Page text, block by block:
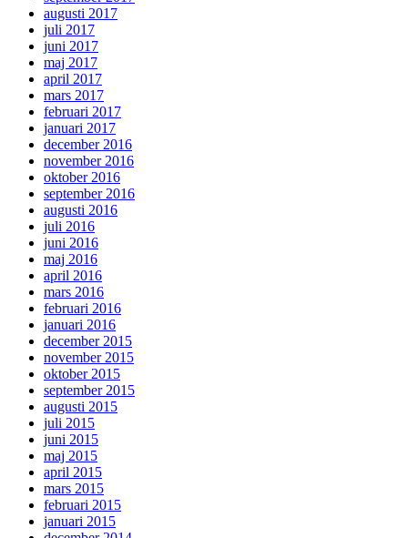
augusti 2017
juli 2017
juni 2017
maj 2017
april 2017
mars 2017
februari 2017
januari 2017
december 2016
november 2016
oktober 2016
september 2016
augusti 2016
juli 2016
juni 2016
maj 2016
april 2016
mars 2016
februari 2016
januari 2016
december 2015
november 2015
oktober 2015
september 2015
augusti 2015
juli 2015
juni 2015
maj 2015
april 2015
mars 2015
februari 2015
januari 2015